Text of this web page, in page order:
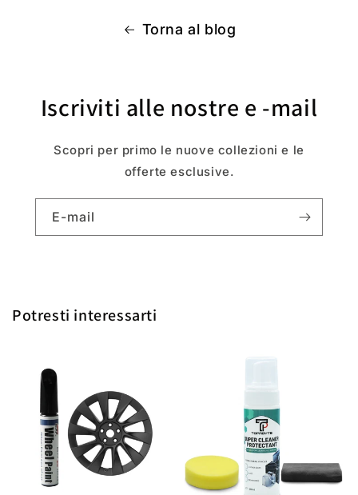
Torna al blog
Iscriviti alle nostre e -mail
Scopri per primo le nuove collezioni e le
offerte esclusive.
E-mail
Potresti interessarti